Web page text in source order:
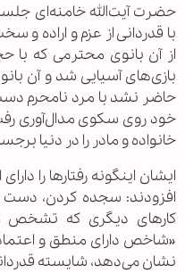
حضرت آیت‌الله خامنه‌ای
با قدردانی از عزم و اراده
از آن بانوی محترمی که با
بازی‌های آسیایی شد و آن
حاضر نشد با مرد نامحرم
خود روی سکوی مدال‌آوری
خانواده و مادر را در دنیا
ایشان اینگونه رفتارها را
افزودند: سجده کردن، دست
کارهای دیگری که تشخص
«شاخص دارای منطق و
نشان می‌دهد، شایسته